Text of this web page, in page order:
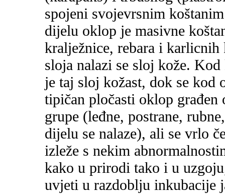
spojeni svojevrsnim
dijelu oklop je masivne
kralježnice, rebara i
sloja nalazi se sloj kože.
je taj sloj kožast, dok se kod
tipičan pločasti oklop građen
grupe (leđne, postrane,
dijelu se nalaze), ali se vrlo
izleže s nekim
kako u prirodi tako i u
uvjeti u razdoblju inkubacije